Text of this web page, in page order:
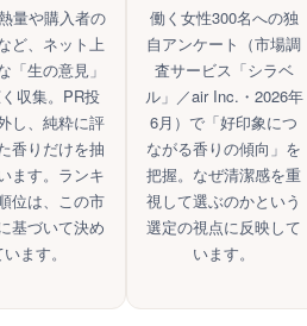
💬
Voices
量や購入者の
ど、ネット上
「生の意見」
収集。PR投
し、純粋に評
香りだけを抽
位は、この市
📊
Original Survey
働く女性300名への独
自アンケート（市場調
査サービス「シラベ
ル」／air Inc.・2026年
6月）で「好印象につ
ながる香りの傾向」を
視して選ぶのかという